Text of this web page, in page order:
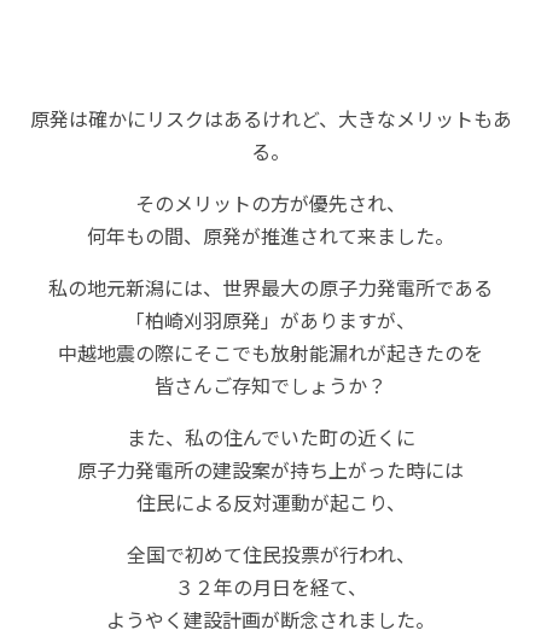
原発は確かにリスクはあるけれど、大きなメリットもあ
る。
そのメリットの方が優先され、
何年もの間、原発が推進されて来ました。
私の地元新潟には、世界最大の原子力発電所である
「柏崎刈羽原発」がありますが、
中越地震の際にそこでも放射能漏れが起きたのを
皆さんご存知でしょうか？
また、私の住んでいた町の近くに
原子力発電所の建設案が持ち上がった時には
住民による反対運動が起こり、
全国で初めて住民投票が行われ、
３２年の月日を経て、
ようやく建設計画が断念されました。